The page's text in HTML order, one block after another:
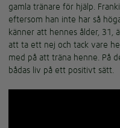
gamla tränare för hjälp.
eftersom han inte har så
känner att hennes ålder, 31,
att ta ett nej och tack vare
med på att träna henne. På
bådas liv på ett positivt sätt.